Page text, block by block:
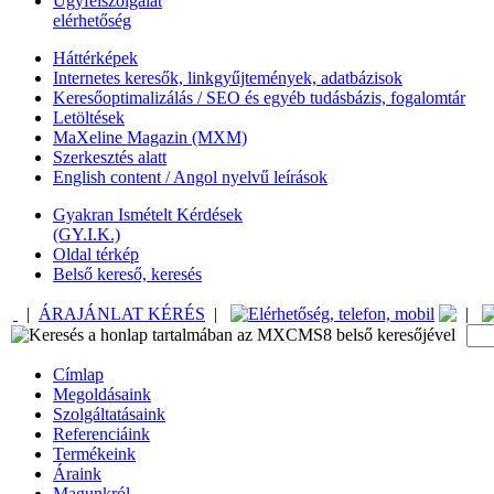
elérhetőség
Háttérképek
Internetes keresők, linkgyűjtemények, adatbázisok
Keresőoptimalizálás / SEO és egyéb tudásbázis, fogalomtár
Letöltések
MaXeline Magazin (MXM)
Szerkesztés alatt
English content / Angol nyelvű leírások
Gyakran Ismételt Kérdések
(GY.I.K.)
Oldal térkép
Belső kereső, keresés
| ÁRAJÁNLAT KÉRÉS | |
Címlap
Megoldásaink
Szolgáltatásaink
Referenciáink
Termékeink
Áraink